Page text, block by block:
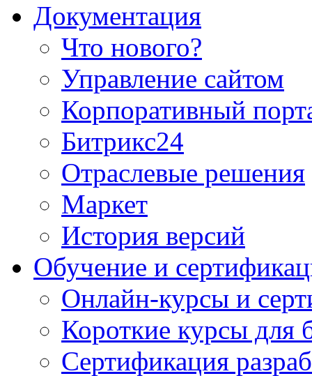
Документация
Что нового?
Управление сайтом
Корпоративный
Битрикс24
Отраслевые решения
Маркет
История версий
Обучение и
Онлайн-курсы и
Короткие курсы для
Сертификация